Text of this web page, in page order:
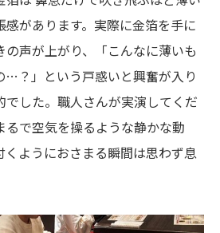
感があります。実際に金箔を手に
の声が上がり、「こんなに薄いも
…？」という戸惑いと興奮が入り
でした。職人さんが実演してくだ
るで空気を操るような静かな動
くようにおさまる瞬間は思わず息